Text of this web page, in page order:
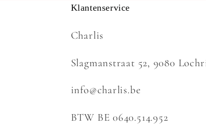
Klantenservice
Charlis
Slagmanstraat 52, 9080
info@charlis.be
BTW BE 0640.514.952